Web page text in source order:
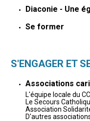
Diaconie - Une
Se former
S'ENGAGER ET
Associations
L'équipe locale du
Le Secours
Association
D'autres